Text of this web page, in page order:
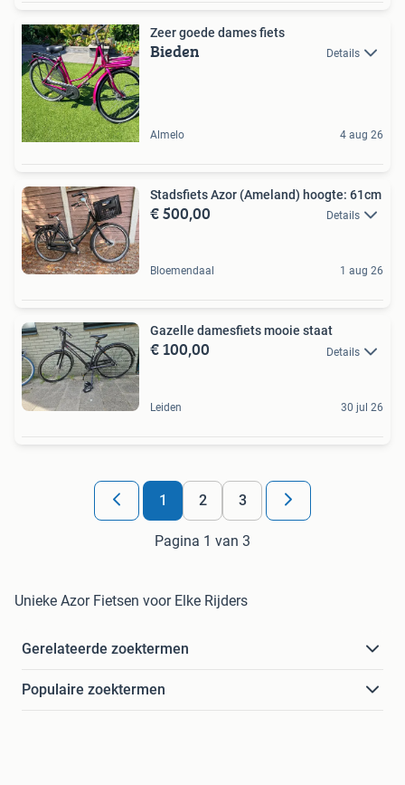
Zeer goede dames fiets
Bieden Details
Almelo 4 aug 26
Stadsfiets Azor (Ameland) hoogte: 61cm
€ 500,00 Details
Bloemendaal 1 aug 26
Gazelle damesfiets mooie staat
€ 100,00 Details
Leiden 30 jul 26
1 2 3
Pagina 1 van 3
Unieke Azor Fietsen voor Elke Rijders
Gerelateerde zoektermen
Populaire zoektermen